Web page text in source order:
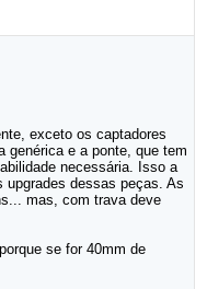
exceto os captadores
genérica e a ponte, que tem
necessária. Isso a
upgrades dessas peças. As
mas, com trava deve
se for 40mm de